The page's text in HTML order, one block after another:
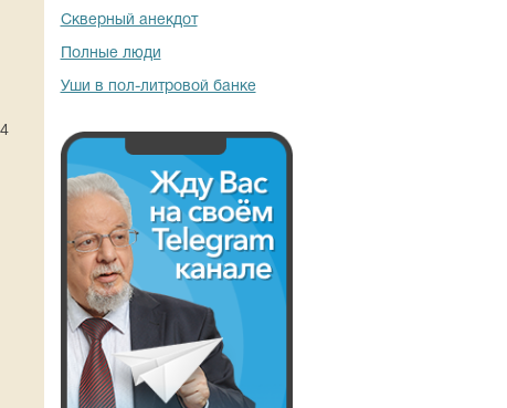
Скверный анекдот
Полные люди
Уши в пол-литровой банке